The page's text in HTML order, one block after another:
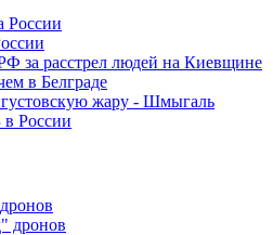
за расстрел людей на Киевщине
в Белграде
жару - Шмыгаль
России
дронов